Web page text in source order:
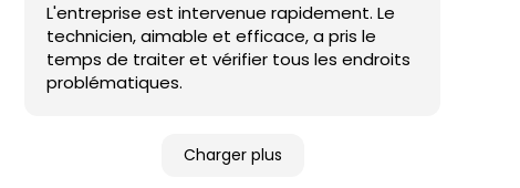
L'entreprise est intervenue rapidement. Le
technicien, aimable et efficace, a pris le
temps de traiter et vérifier tous les endroits
problématiques.
Charger plus